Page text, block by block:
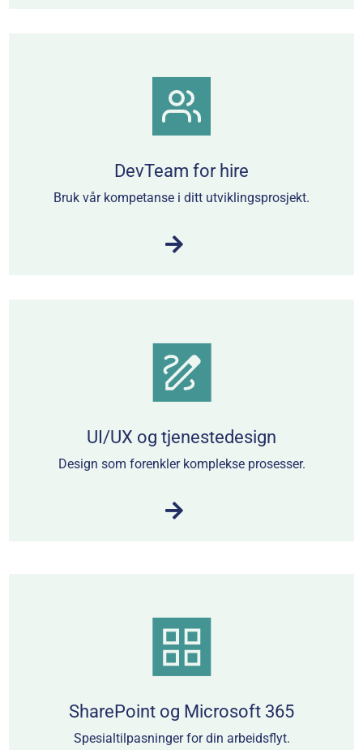
DevTeam for hire
Bruk vår kompetanse i ditt utviklingsprosjekt.
UI/UX og tjenestedesign
Design som forenkler komplekse prosesser.
SharePoint og Microsoft 365
Spesialtilpasninger for din arbeidsflyt.